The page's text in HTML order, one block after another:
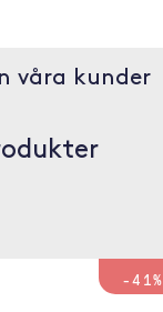
våra kunder
-41%